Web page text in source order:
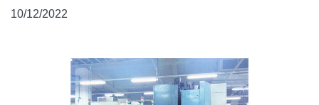
10/12/2022